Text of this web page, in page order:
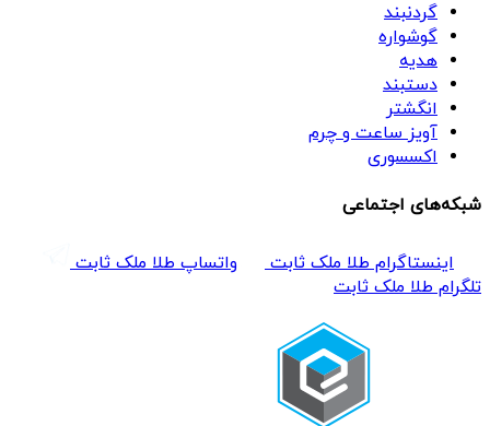
گردنبند
گوشواره
هدیه
دستبند
انگشتر
آویز ساعت و چرم
اکسسوری
شبکه‌های اجتماعی
اینستاگرام طلا ملک ثابت
واتساپ طلا ملک ثابت
تلگرام طلا ملک ثابت